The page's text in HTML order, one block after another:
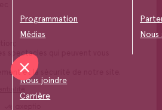
Programmation
Médias
Nous
Nous joindre
Carrière